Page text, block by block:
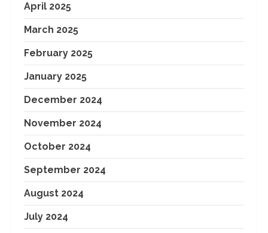
April 2025
March 2025
February 2025
January 2025
December 2024
November 2024
October 2024
September 2024
August 2024
July 2024